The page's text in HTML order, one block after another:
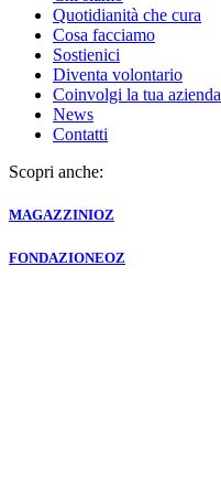
Quotidianità che cura
Cosa facciamo
Sostienici
Diventa volontario
Coinvolgi la tua azienda
News
Contatti
Scopri anche:
MAGAZZINIOZ
FONDAZIONEOZ